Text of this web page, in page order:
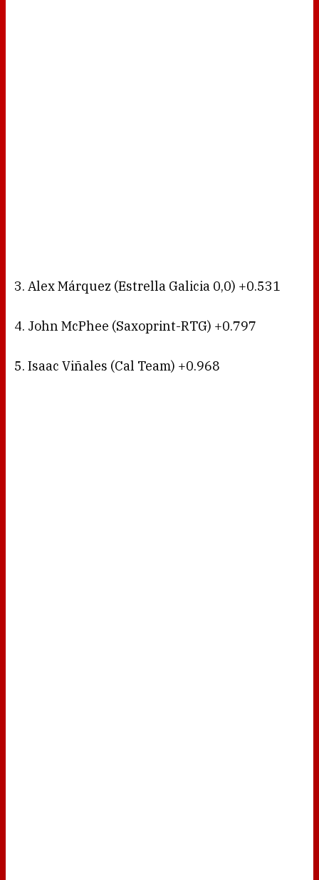
3. Alex Márquez (Estrella Galicia 0,0) +0.531
4. John McPhee (Saxoprint-RTG) +0.797
5. Isaac Viñales (Cal Team) +0.968